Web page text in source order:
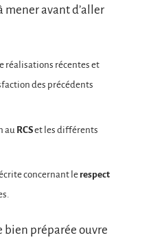
avant d’aller
réalisations récentes et
des précédents
au RCSet les différents
concernant le respect
bien préparée ouvre